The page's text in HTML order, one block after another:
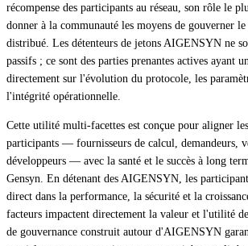
récompense des participants au réseau, son rôle le
donner à la communauté les moyens de gouverner le
distribué. Les détenteurs de jetons AIGENSYN ne
passifs ; ce sont des parties prenantes actives ayant
directement sur l'évolution du protocole, les
l'intégrité opérationnelle.
Cette utilité multi-facettes est conçue pour aligner
participants — fournisseurs de calcul, demandeurs,
développeurs — avec la santé et le succès à long
Gensyn. En détenant des AIGENSYN, les
direct dans la performance, la sécurité et la
facteurs impactent directement la valeur et l'utilité
de gouvernance construit autour d'AIGENSYN